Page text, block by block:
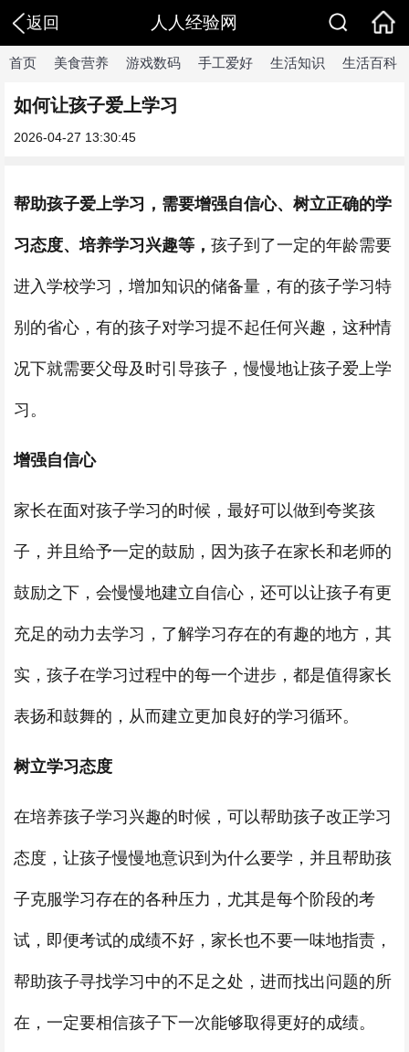
返回 人人经验网
首页 美食营养 游戏数码 手工爱好 生活知识 生活百科
如何让孩子爱上学习
2026-04-27 13:30:45
帮助孩子爱上学习，需要增强自信心、树立正确的学
习态度、培养学习兴趣等， 孩子到了一定的年龄需要
进入学校学习，增加知识的储备量，有的孩子学习特
别的省心，有的孩子对学习提不起任何兴趣，这种情
况下就需要父母及时引导孩子，慢慢地让孩子爱上学
习。
增强自信心
家长在面对孩子学习的时候，最好可以做到夸奖孩
子，并且给予一定的鼓励，因为孩子在家长和老师的
鼓励之下，会慢慢地建立自信心，还可以让孩子有更
充足的动力去学习，了解学习存在的有趣的地方，其
实，孩子在学习过程中的每一个进步，都是值得家长
表扬和鼓舞的，从而建立更加良好的学习循环。
树立学习态度
在培养孩子学习兴趣的时候，可以帮助孩子改正学习
态度，让孩子慢慢地意识到为什么要学，并且帮助孩
子克服学习存在的各种压力，尤其是每个阶段的考
试，即便考试的成绩不好，家长也不要一味地指责，
帮助孩子寻找学习中的不足之处，进而找出问题的所
在，一定要相信孩子下一次能够取得更好的成绩。